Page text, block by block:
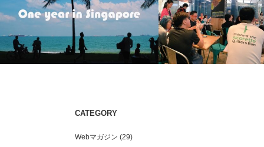
CATEGORY
Webマガジン (29)